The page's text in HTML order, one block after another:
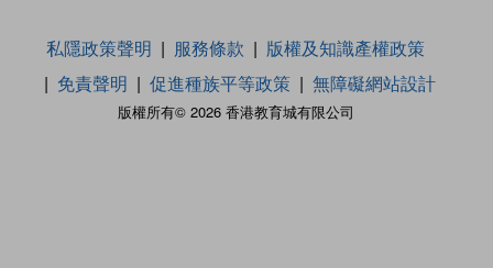
版權所有© 2026 香港教育城有限公司
私隱政策聲明 服務條款
版權及知識產權政策
免責聲明
促進種族平等政策 無障礙網站設計